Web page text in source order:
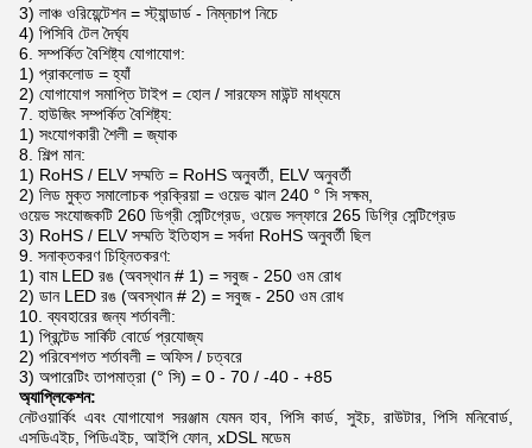
3) লাঞ্চ ওরিয়েন্টেশন = স্ট্যান্ডার্ড - নিম্নচাপ নিচে
4) পিসিবি টেল দৈর্ঘ্য
6. সম্পর্কিত বৈশিষ্ট্য যোগাযোগ:
1) প্রাকলোড = হ্যাঁ
2) যোগাযোগ সমাপ্তি টাইপ = হোল / সারফেস মাউন্ট মাধ্যমে
7. হাউজিং সম্পর্কিত বৈশিষ্ট্য:
1) সংযোগকারী শৈলী = জ্যাক
8. শিল্প মান:
1) RoHS / ELV সম্মতি = RoHS অনুবর্তী, ELV অনুবর্তী
2) লিড মুক্ত সমালোচক প্রক্রিয়া = ওয়েভ ঝাল 240 ° সি সক্ষম,
ওয়েভ সংযোজকটি 260 ডিগ্রী সেন্টিগ্রেড, ওয়েভ সল্ফারে 265 ডিগ্রি সেন্টিগ্রেড
3) RoHS / ELV সম্মতি ইতিহাস = সর্বদা RoHS অনুবর্তী ছিল
9. সনাক্তকরণ চিহ্নিতকরণ:
1) বাম LED রঙ (অবস্থান # 1) = সবুজ - 250 ওম রোধ
2) ডান LED রঙ (অবস্থান # 2) = সবুজ - 250 ওম রোধ
10. ব্যবহারের জন্য শর্তাবলী:
1) প্রিন্টেড সার্কিট বোর্ডে প্রযোজ্য
2) পরিবেশগত শর্তাবলী = অফিস / চত্বরে
3) অপারেটিং তাপমাত্রা (° সি) = 0 - 70 / -40 - +85
অ্যাপ্লিকেশন:
নেটওয়ার্কিং এবং যোগাযোগ সরঞ্জাম যেমন হাব, পিসি কার্ড, সুইচ, রাউটার, পিসি মনিবোর্ড,
এসডিএইচ, পিডিএইচ, আইপি ফোন, xDSL মডেম